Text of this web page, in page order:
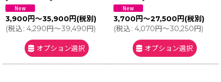
3,900 円～35,900 円 (税別)
(税込: 4,290円～39,490円)
オプション選択
3,700 円～27,500 円 (税別)
(税込: 4,070円～30,250円)
オプション選択